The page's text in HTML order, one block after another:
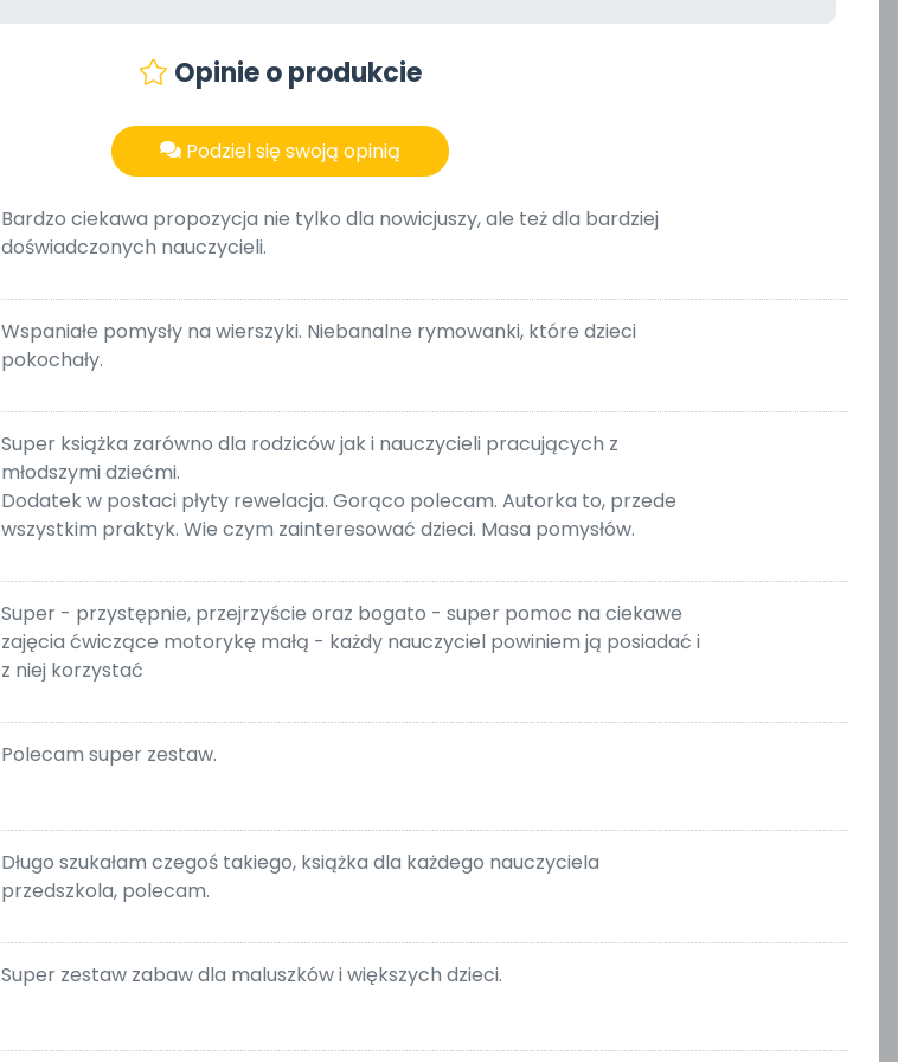
Opinie o produkcie
Podziel się swoją opinią
Bardzo ciekawa propozycja nie tylko dla nowicjuszy, ale też dla bardziej
doświadczonych nauczycieli.
Wspaniałe pomysły na wierszyki. Niebanalne rymowanki, które dzieci
pokochały.
Super książka zarówno dla rodziców jak i nauczycieli pracujących z
młodszymi dziećmi.
Dodatek w postaci płyty rewelacja. Gorąco polecam. Autorka to, przede
wszystkim praktyk. Wie czym zainteresować dzieci. Masa pomysłów.
Super - przystępnie, przejrzyście oraz bogato - super pomoc na ciekawe
zajęcia ćwiczące motorykę małą - każdy nauczyciel powiniem ją posiadać i
z niej korzystać
Polecam super zestaw.
Długo szukałam czegoś takiego, książka dla każdego nauczyciela
przedszkola, polecam.
Super zestaw zabaw dla maluszków i większych dzieci.